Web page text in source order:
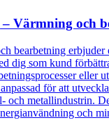
Värmning och
bearbetning
dig som kund
eller
för att
och metallindustrin.
och